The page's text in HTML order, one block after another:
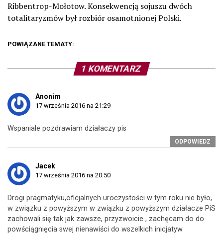
Ribbentrop-Mołotow. Konsekwencją sojuszu dwóch
totalitaryzmów był rozbiór osamotnionej Polski.
POWIĄZANE TEMATY:
1 KOMENTARZ
Anonim
17 września 2016 na 21:29
Wspaniale pozdrawiam działaczy pis
ODPOWIEDZ
Jacek
17 września 2016 na 20:50
Drogi pragmatyku,oficjalnych uroczystości w tym roku nie było,
w związku z powyższym w związku z powyższym działacze PiS
zachowali się tak jak zawsze, przyzwoicie , zachęcam do do
powściągnięcia swej nienawiści do wszelkich inicjatyw